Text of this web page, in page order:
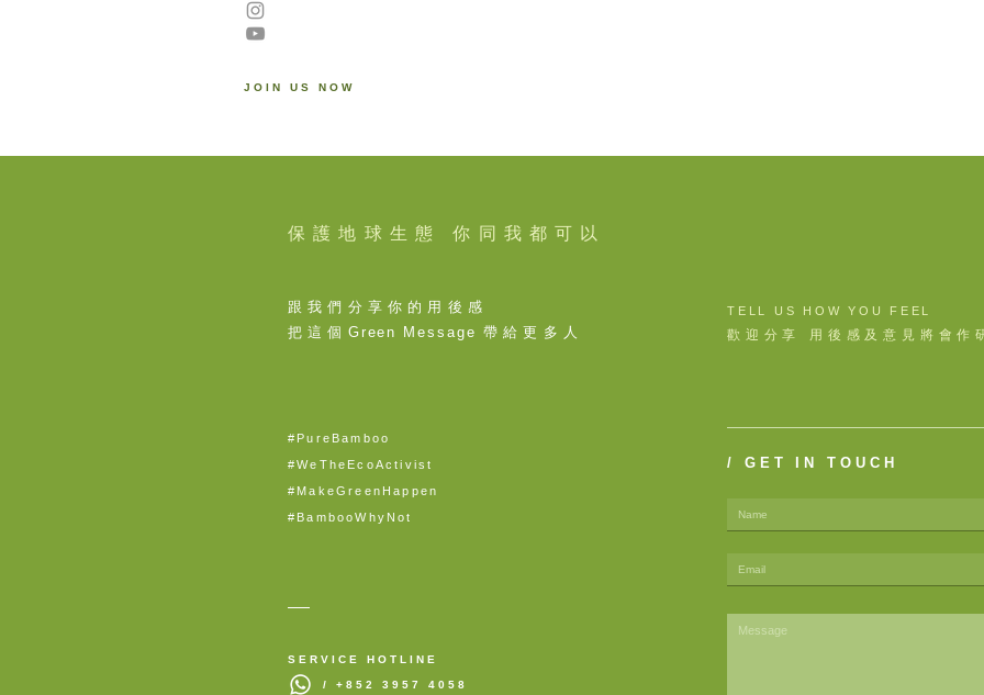
JOIN US NOW
保護地球生態 你同我都可以
跟我們分享你的用後感
把這個 Green Message 帶給更多人
#PureBamboo
#WeTheEcoActivist
#MakeGreenHappen
#BambooWhyNot
SERVICE HOTLINE
/ +852 3957 4058
TELL US HOW YOU FEEL
歡迎分享 用後感及意見將會作
/ GET IN TOUCH